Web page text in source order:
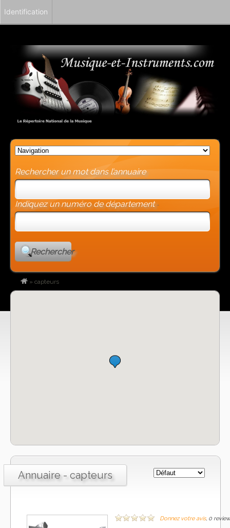
Rechercher un mot dans l’annuaire
Indiquez un numéro de département -
Rechercher
» capteurs
Annuaire - capteurs
Donnez votre avis, 0
Identification